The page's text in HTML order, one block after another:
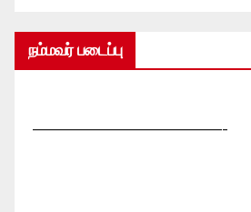
நம்மவர் படைப்பு
—————————————-